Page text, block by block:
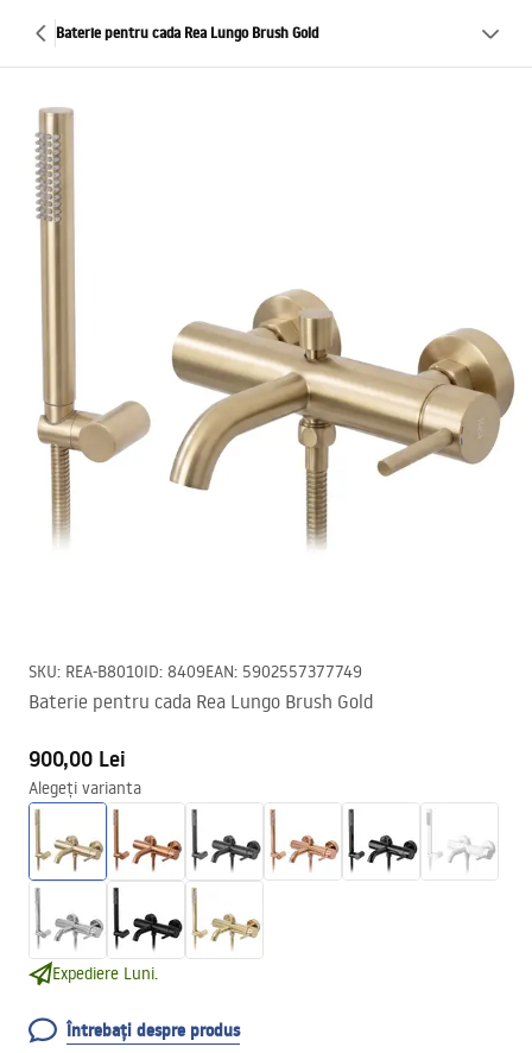
Baterie pentru cada Rea Lungo Brush Gold
SKU: REA-B8010ID: 8409EAN: 5902557377749
Baterie pentru cada Rea Lungo Brush Gold
900,00 Lei
Alegeți varianta
Expediere Luni.
Întrebați despre produs